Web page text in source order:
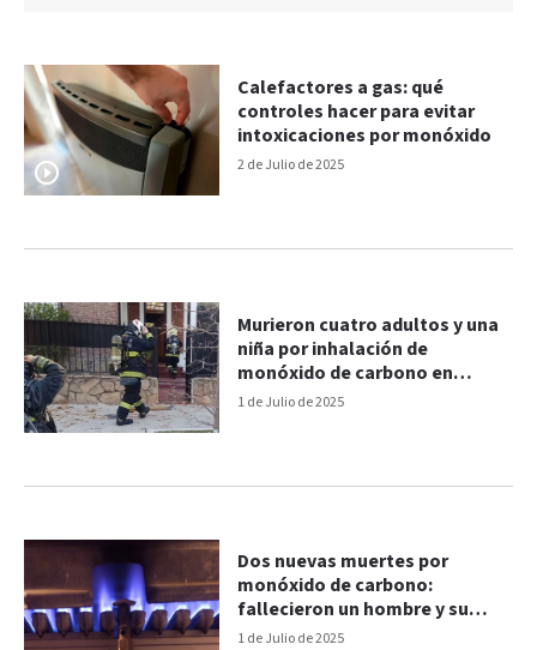
2 de Julio de 2025
Calefactores a gas: qué
controles hacer para evitar
intoxicaciones por monóxido
1 de Julio de 2025
Murieron cuatro adultos y una
niña por inhalación de
monóxido de carbono en
Buenos Aires
1 de Julio de 2025
Dos nuevas muertes por
monóxido de carbono:
fallecieron un hombre y su
sobrina